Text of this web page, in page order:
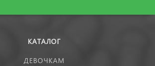
КАТАЛОГ
ДЕВОЧКАМ